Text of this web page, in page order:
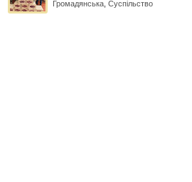
Громадянська,Суспільство